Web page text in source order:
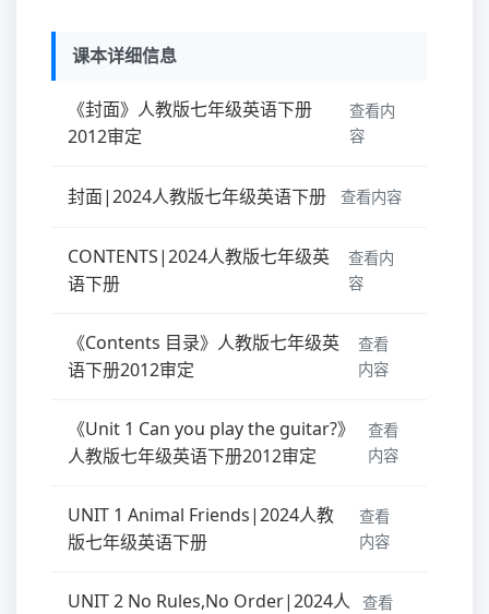
课本详细信息
《封面》人教版七年级英语下册
2012审定
查看内
容
封面|2024人教版七年级英语下册 查看内容
CONTENTS|2024人教版七年级英
语下册
查看内
容
《Contents 目录》人教版七年级英
语下册2012审定
查看
内容
《Unit 1 Can you play the guitar?》
人教版七年级英语下册2012审定
查看
内容
UNIT 1 Animal Friends|2024人教
版七年级英语下册
查看
内容
UNIT 2 No Rules,No Order|2024人
查看